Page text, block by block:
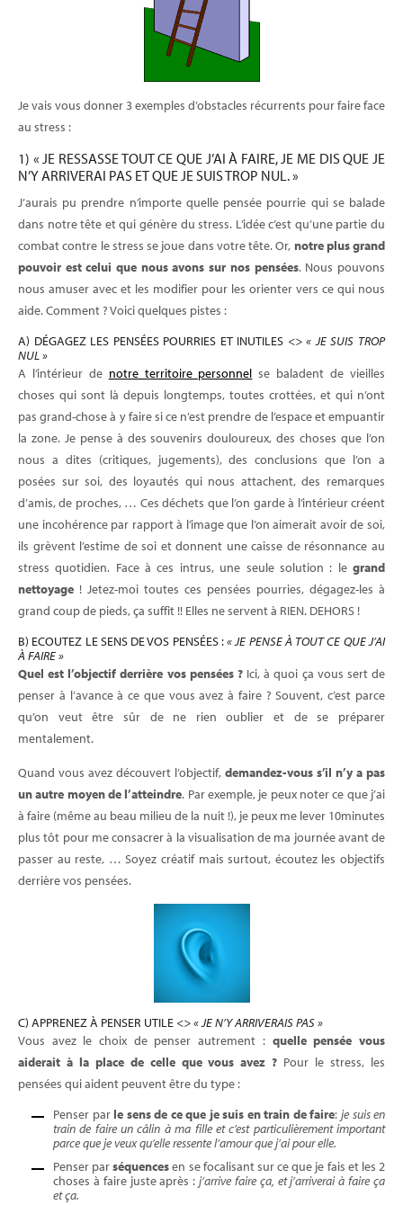
Je vais vous donner 3 exemples d’obstacles récurrents pour faire face
au stress :
1) « JE RESSASSE TOUT CE QUE J’AI À FAIRE, JE ME DIS QUE JE
N’Y ARRIVERAI PAS ET QUE JE SUIS TROP NUL. »
J’aurais pu prendre n’importe quelle pensée pourrie qui se balade
dans notre tête et qui génère du stress. L’idée c’est qu’une partie du
combat contre le stress se joue dans votre tête. Or, notre plus grand
pouvoir est celui que nous avons sur nos pensées. Nous pouvons
nous amuser avec et les modifier pour les orienter vers ce qui nous
aide. Comment ? Voici quelques pistes :
A) DÉGAGEZ LES PENSÉES POURRIES ET INUTILES <> « JE SUIS TROP
NUL »
A l’intérieur de notre territoire personnel se baladent de vieilles
choses qui sont là depuis longtemps, toutes crottées, et qui n’ont
pas grand-chose à y faire si ce n’est prendre de l’espace et empuantir
la zone. Je pense à des souvenirs douloureux, des choses que l’on
nous a dites (critiques, jugements), des conclusions que l’on a
posées sur soi, des loyautés qui nous attachent, des remarques
d’amis, de proches, … Ces déchets que l’on garde à l’intérieur créent
une incohérence par rapport à l’image que l’on aimerait avoir de soi,
ils grèvent l’estime de soi et donnent une caisse de résonnance au
stress quotidien. Face à ces intrus, une seule solution : le grand
nettoyage ! Jetez-moi toutes ces pensées pourries, dégagez-les à
grand coup de pieds, ça suffit !! Elles ne servent à RIEN. DEHORS !
B) ECOUTEZ LE SENS DE VOS PENSÉES :« JE PENSE À TOUT CE QUE J’AI
À FAIRE »
Quel est l’objectif derrière vos pensées ?Ici, à quoi ça vous sert de
penser à l’avance à ce que vous avez à faire ? Souvent, c’est parce
qu’on veut être sûr de ne rien oublier et de se préparer
mentalement.
Quand vous avez découvert l’objectif, demandez-vous s’il n’y a pas
un autre moyen de l’atteindre. Par exemple, je peux noter ce que j’ai
à faire (même au beau milieu de la nuit !), je peux me lever 10minutes
plus tôt pour me consacrer à la visualisation de ma journée avant de
passer au reste, … Soyez créatif mais surtout, écoutez les objectifs
derrière vos pensées.
C) APPRENEZ À PENSER UTILE <> « JE N’Y ARRIVERAIS PAS »
Vous avez le choix de penser autrement : quelle pensée vous
aiderait à la place de celle que vous avez ? Pour le stress, les
pensées qui aident peuvent être du type :
Penser parle sens de ce que je suis en train de faire: je suis en
train de faire un câlin à ma fille et c’est particulièrement important
parce que je veux qu’elle ressente l’amour que j’ai pour elle.
Penser parséquencesen se focalisant sur ce que je fais et les 2
choses à faire juste après :j’arrive faire ça, et j’arriverai à faire ça
et ça.